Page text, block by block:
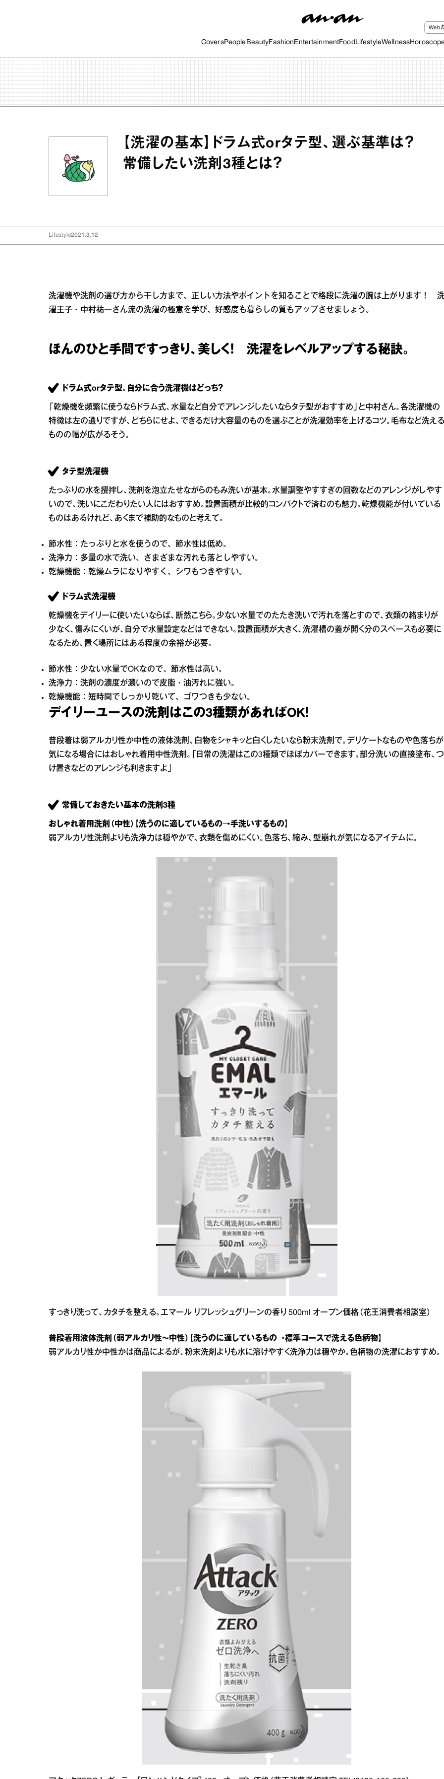
CoversPeople BeautyFashion EntertainmentFood LifestyleWellness
Web
【洗濯の基本】ドラム式orタテ型、選ぶ基準は？
常備したい洗剤3種とは？
Lifestyle2021.3.12
洗濯機や洗剤の選び方から干し方まで、正しい方法やポイントを知ることで格段に洗濯の腕は上がります！
濯王子・中村祐一さん流の洗濯の極意を学び、好感度も暮らしの質もアップさせましょう。
ほんのひと手間ですっきり、美しく！ 洗濯をレベルアップする秘訣。
ドラム式orタテ型。自分に合う洗濯機はどっち？
「乾燥機を頻繁に使うならドラム式、水量など自分でアレンジしたいならタテ型がおすすめ」と中村さん。各洗濯機の
特徴は左の通りですが、どちらにせよ、できるだけ大容量のものを選ぶことが洗濯効率を上げるコツ。毛布など洗える
ものの幅が広がるそう。
タテ型洗濯機
たっぷりの水を攪拌し、洗剤を泡立たせながらのもみ洗いが基本。水量調整やすすぎの回数などのアレンジがしやす
いので、洗いにこだわりたい人にはおすすめ。設置面積が比較的コンパクトで済むのも魅力。乾燥機能が付いている
ものはあるけれど、あくまで補助的なものと考えて。
節水性：たっぷりと水を使うので、節水性は低め。
洗浄力：多量の水で洗い、さまざまな汚れも落としやすい。
乾燥機能：乾燥ムラになりやすく、シワもつきやすい。
ドラム式洗濯機
乾燥機をデイリーに使いたいならば、断然こちら。少ない水量でのたたき洗いで汚れを落とすので、衣類の絡まりが
少なく、傷みにくいが、自分で水量設定などはできない。設置面積が大きく、洗濯槽の蓋が開く分のスペースも必要に
なるため、置く場所にはある程度の余裕が必要。
節水性：少ない水量でOKなので、節水性は高い。
洗浄力：洗剤の濃度が濃いので皮脂・油汚れに強い。
乾燥機能：短時間でしっかり乾いて、ゴワつきも少ない。
デイリーユースの洗剤はこの3種類があればOK！
普段着は弱アルカリ性か中性の液体洗剤、白物をシャキッと白くしたいなら粉末洗剤で。デリケートなものや色落ちが
気になる場合にはおしゃれ着用中性洗剤。「日常の洗濯はこの3種類でほぼカバーできます。部分洗いの直接塗布、つ
け置きなどのアレンジも利きますよ」
常備しておきたい基本の洗剤3種
おしゃれ着用洗剤（中性）【洗うのに適しているもの→手洗いするもの】
弱アルカリ性洗剤よりも洗浄力は穏やかで、衣類を傷めにくい。色落ち、縮み、型崩れが気になるアイテムに。
すっきり洗って、カタチを整える。エマール リフレッシュグリーンの香り 500ml オープン価格（花王消費者相談室）
普段着用液体洗剤（弱アルカリ性～中性）【洗うのに適しているもの→標準コースで洗える色柄物】
弱アルカリ性か中性かは商品によるが、粉末洗剤よりも水に溶けやすく洗浄力は穏やか。色柄物の洗濯におすすめ。